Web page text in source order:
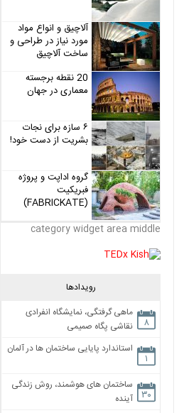
آلاچیق و انواع مواد
مورد نیاز در طراحی و
ساخت آلاچیق
20 نقطه برجسته
معماری در جهان
۶ سازه برای نجات
بشریت از دست خود!
گروه اداپت و پروژه
فبریکیت
(FABRICKATE)
category widget area middle
رویدادها
۸
ماهی گرفتگی، نمایشگاه انفرادی
نقاشی پگاه صمیمی
۱
استاندارد پایایی ساختمان ها در آلمان
۳۰
ساختمان های هوشمند، روش زندگی
آینده